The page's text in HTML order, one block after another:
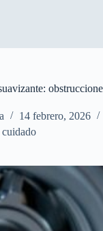
14 febrero, 2026